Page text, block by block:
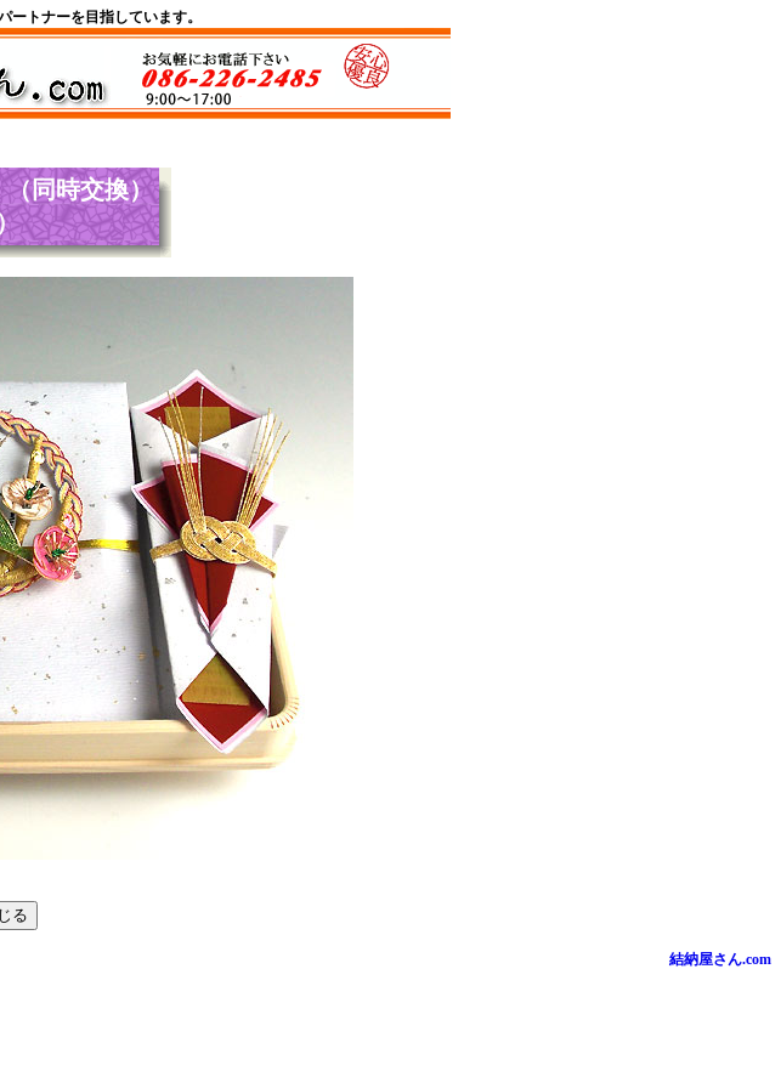
ートナーを目指しています。
同時交換）
結納屋さん.com